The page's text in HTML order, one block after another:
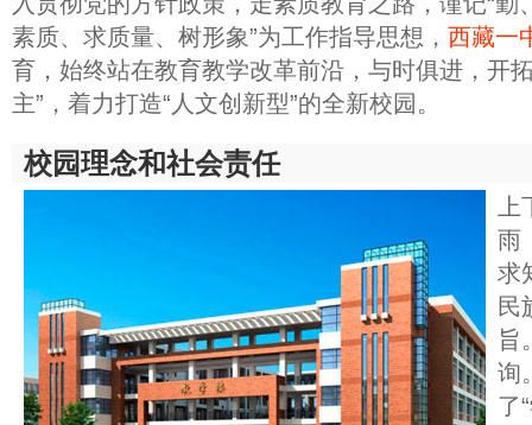
素质、求质量、树形象”为工作指导思想， 西藏一
育，始终站在教育教学改革前沿，与时俱进，开
主”，着力打造“人文创新型”的全新校园。
校园理念和社会责任
雨
求
民
旨
询
了